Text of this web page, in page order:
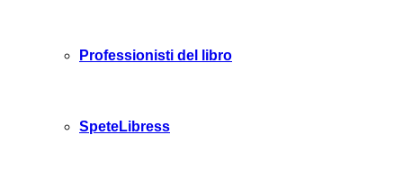
Professionisti del libro
SpeteLibress